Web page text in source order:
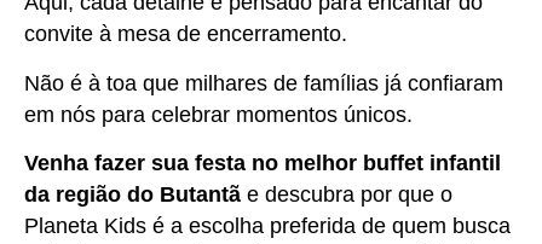
convite à mesa de encerramento.
Não é à toa que milhares de famílias já confiaram
em nós para celebrar momentos únicos.
Venha fazer sua festa no melhor buffet infantil
da região do Butantã e descubra por que o
Planeta Kids é a escolha preferida de quem busca